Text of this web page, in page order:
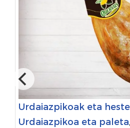
Urdaiazpikoak eta
Urdaiazpikoa eta paleta